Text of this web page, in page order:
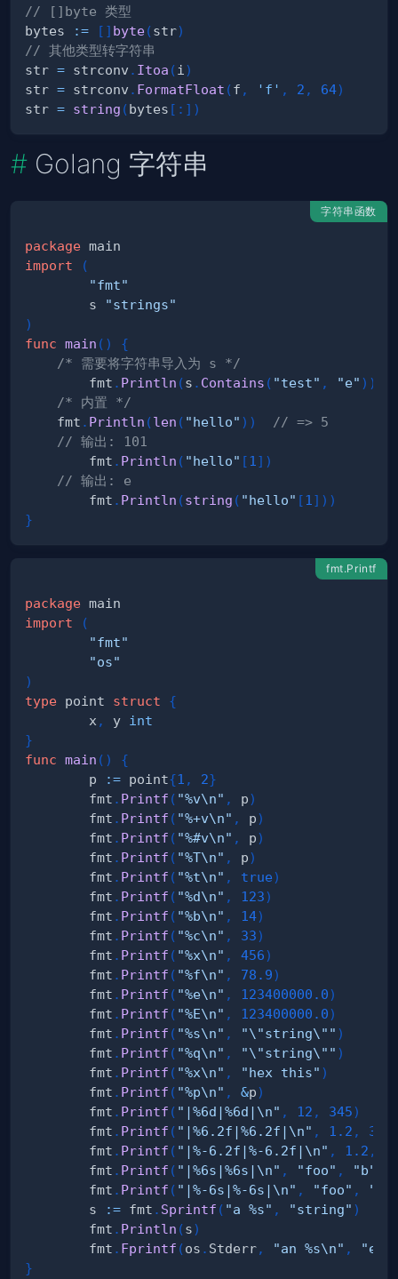
// []byte 类型
bytes
:= [ ] byte(str)
// 其他类型转字符串
str = strconv . Itoa ( i )
str = strconv . FormatFloat (f , 'f' , 2 , 64)
str = string (bytes [ : ] )
Golang 字符串
字符串函数
package
import
(
"fmt"
        s
"strings"
)
func main ( )
{
/* 需要将字符串导入为 s */
        fmt
. Println (s . Contains ( "test" , "e" ) )
/* 内置 */
    fmt
. Println (len ( "hello" ) )
// => 5
// 输出: 101
        fmt
. Println ( "hello" [1 ] )
// 输出: e
        fmt
. Println (string ( "hello" [1 ] ) )
}
fmt.Printf
package
import
(
"fmt"
"os"
)
type point struct
{
        x
, y int
}
func main ( )
{
        p
:= point{1 , 2}
        fmt
. Printf ( "%v\n" , p)
        fmt
. Printf ( "%+v\n" , p)
        fmt
. Printf ( "%#v\n" , p)
        fmt
. Printf ( "%T\n" , p)
        fmt
. Printf ( "%t\n" , true)
        fmt
. Printf ( "%d\n" , 123)
        fmt
. Printf ( "%b\n" , 14)
        fmt
. Printf ( "%c\n" , 33)
        fmt
. Printf ( "%x\n" , 456)
        fmt
. Printf ( "%f\n" , 78.9)
        fmt
. Printf ( "%e\n" , 123400000.0)
        fmt
. Printf ( "%E\n" , 123400000.0)
        fmt
. Printf ( "%s\n" , "\"string\"" )
        fmt
. Printf ( "%q\n" , "\"string\"" )
        fmt
. Printf ( "%x\n" , "hex this" )
        fmt
. Printf ( "%p\n" , &p)
        fmt
. Printf ( "|%6d|%6d|\n" , 12 , 345)
        fmt
. Printf ( "|%6.2f|%6.2f|\n" , 1.2 ,
        fmt
. Printf ( "|%-6.2f|%-6.2f|\n" , 1.2 ,
        fmt
. Printf ( "|%6s|%6s|\n" , "foo" , "b"
        fmt
. Printf ( "|%-6s|%-6s|\n" , "foo" , "b"
        s
:= fmt . Sprintf ( "a %s" , "string" )
        fmt
. Println (s)
        fmt
. Fprintf (os . Stderr, "an %s\n" ,
}